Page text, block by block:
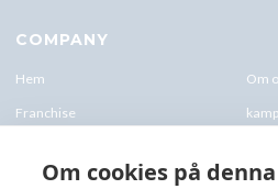
COMPANY
Hem Om
Franchise
Företagskund & Utbildning FAQs
Om cookies på